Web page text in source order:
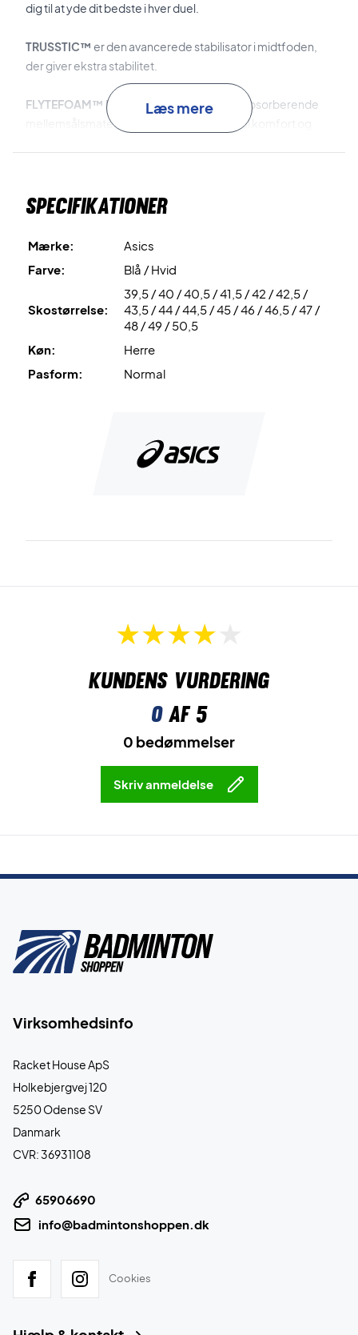
dig til at yde dit bedste i hver duel.
TRUSSTIC™ er den avancerede stabilisator i midtfoden,
der giver ekstra stabilitet.
FLYTEFOAM™ Propel
er det lette og stødabsorberende
mellemsålsmateriale, der leverer maksimal komfort og
i dag!
Læs mere
Specifikationer
Mærke:
Asics
Farve:
Blå / Hvid
Skostørrelse:
39,5 / 40 / 40,5 / 41,5 / 42 / 42,5 /
43,5 / 44 / 44,5 / 45 / 46 / 46,5 / 47 /
48 / 49 / 50,5
Køn:
Herre
Pasform:
Normal
Kundens vurdering
0af 5
0 bedømmelser
Skriv anmeldelse
Virksomhedsinfo
Racket House ApS
Holkebjergvej 120
5250 Odense SV
Danmark
CVR: 36931108
65906690
info@badmintonshoppen.dk
Cookies